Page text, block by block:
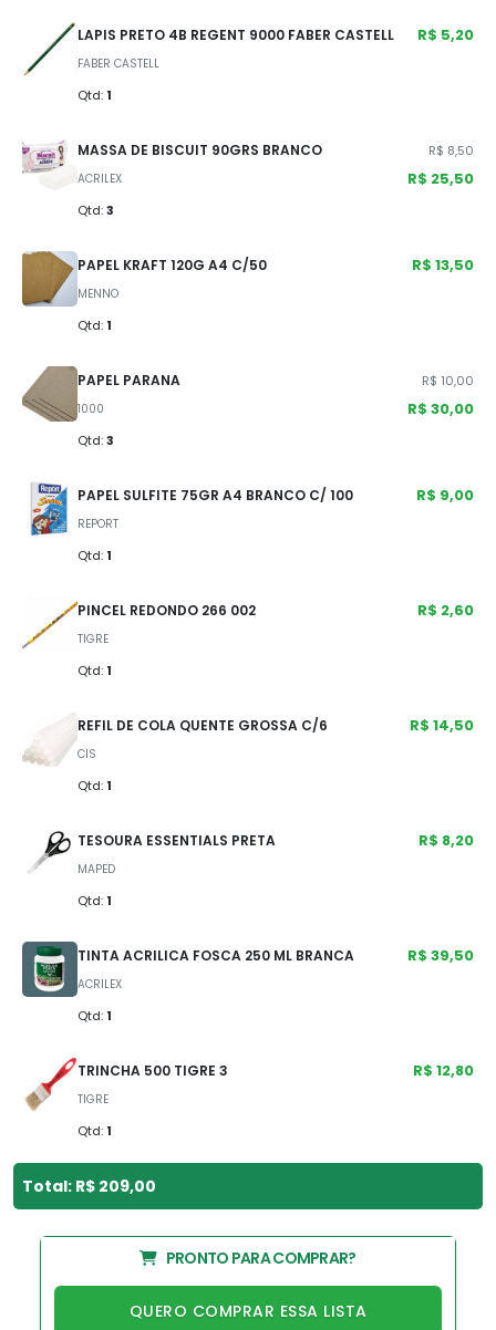
LAPIS PRETO 4B REGENT 9000 FABER CASTELL
FABER CASTELL
Qtd: 1
R$ 5,20
MASSA DE BISCUIT 90GRS BRANCO
ACRILEX
Qtd:3
R$ 8,50
R$ 25,50
PAPEL KRAFT 120G A4 C/50
MENNO
Qtd: 1
R$ 13,50
PAPEL PARANA
1000
Qtd:3
R$ 10,00
R$ 30,00
PAPEL SULFITE 75GR A4 BRANCO C/ 100
REPORT
Qtd: 1
R$ 9,00
PINCEL REDONDO 266 002
TIGRE
Qtd: 1
R$ 2,60
REFIL DE COLA QUENTE GROSSA C/6
CIS
Qtd: 1
R$ 14,50
TESOURA ESSENTIALS PRETA
MAPED
Qtd: 1
R$ 8,20
TINTA ACRILICA FOSCA 250 ML BRANCA
ACRILEX
Qtd: 1
R$ 39,50
TRINCHA 500 TIGRE 3
TIGRE
Qtd: 1
R$ 12,80
Total: R$ 209,00
PRONTO PARA COMPRAR?
QUERO COMPRAR ESSA LISTA